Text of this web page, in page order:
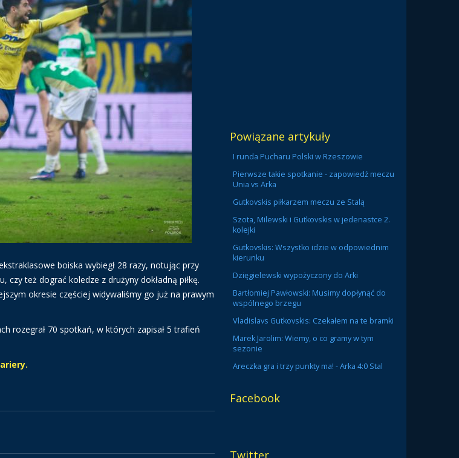
boiska wybiegł 28 razy, notując przy
też dograć koledze z drużyny dokładną piłkę.
okresie częściej widywaliśmy go już na prawym
rozegrał 70 spotkań, w których zapisał 5 trafień
Powiązane artykuły
I runda Pucharu Polski w Rzeszowie
Pierwsze takie spotkanie - zapowiedź meczu
Unia vs Arka
Gutkovskis piłkarzem meczu ze Stalą
Szota, Milewski i Gutkovskis w jedenastce 2.
kolejki
Gutkovskis: Wszystko idzie w odpowiednim
kierunku
Dzięgielewski wypożyczony do Arki
Bartłomiej Pawłowski: Musimy dopłynąć do
wspólnego brzegu
Vladislavs Gutkovskis: Czekałem na te bramki
Marek Jarolim: Wiemy, o co gramy w tym
sezonie
Areczka gra i trzy punkty ma! - Arka 4:0 Stal
Facebook
Twitter